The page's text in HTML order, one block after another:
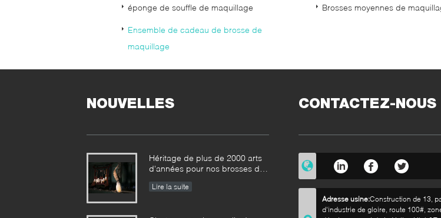
éponge de souffle de maquillage Brosses moyennes de
Ensemble de cadeau de brosse de
maquillage
NOUVELLES
Héritage de plus de 2000 arts
d'années pour nos brosses de
province de Hunan
Lire la suite
CONTACTEZ-NOUS
Adresse usine:Construction de 13,
d'industrie de gloire, route 100#,